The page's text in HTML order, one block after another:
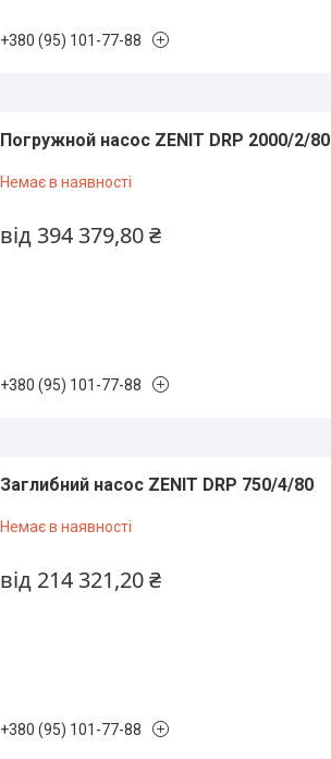
+380 (95) 101-77-88
Погружной насос ZENIT DRP 2000/2/80
Немає в наявності
від 394 379,80 ₴
+380 (95) 101-77-88
Заглибний насос ZENIT DRP 750/4/80
Немає в наявності
від 214 321,20 ₴
+380 (95) 101-77-88